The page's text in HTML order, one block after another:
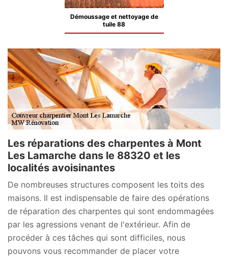
Démoussage et nettoyage de
tuile 88
Les réparations des charpentes à Mont
Les Lamarche dans le 88320 et les
localités avoisinantes
De nombreuses structures composent les toits des
maisons. Il est indispensable de faire des opérations
de réparation des charpentes qui sont endommagées
par les agressions venant de l'extérieur. Afin de
procéder à ces tâches qui sont difficiles, nous
pouvons vous recommander de placer votre